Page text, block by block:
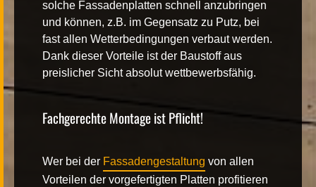
solche Fassadenplatten schnell anzubringen
und können, z.B. im Gegensatz zu Putz, bei
fast allen Wetterbedingungen verbaut werden.
Dank dieser Vorteile ist der Baustoff aus
preislicher Sicht absolut wettbewerbsfähig.
Fachgerechte Montage ist Pflicht!
Wer bei der Fassadengestaltung von allen
Vorteilen der vorgefertigten Platten profitieren